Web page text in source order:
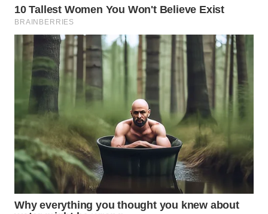
NIAS
WN
LANGKAT
TAPANULI
SELATAN
WN
TANJUNG
LESUNG
WN
KARO